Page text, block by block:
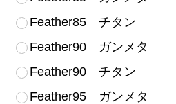
Feather85 チタン
Feather90 ガンメタ
Feather90 チタン
Feather95 ガンメタ